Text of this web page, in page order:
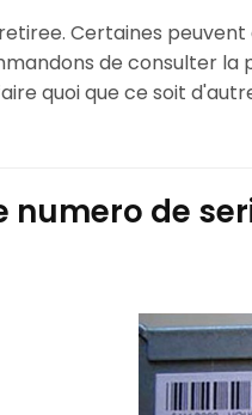
Certaines
de consulter
quoi que ce soit
de